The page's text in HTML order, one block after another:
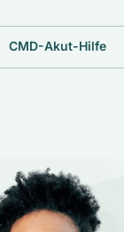
CMD-Akut-Hilfe